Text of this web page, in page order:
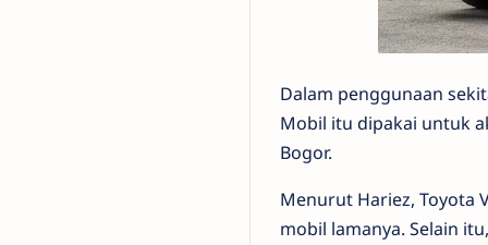
Dalam penggunaan
Mobil itu dipakai untuk
Bogor.
Menurut Hariez, Toyota
mobil lamanya. Selain